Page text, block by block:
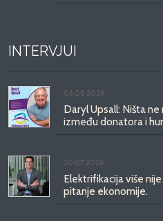
INTERVJUI
06.08.2026.
Daryl Upsall: Ništa
između donatora i
30.07.2026.
Elektrifikacija više
pitanje ekonomije.